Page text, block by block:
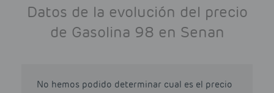
Datos de la evolución del precio
de Gasolina 98 en Senan
No hemos podido determinar cual es el precio